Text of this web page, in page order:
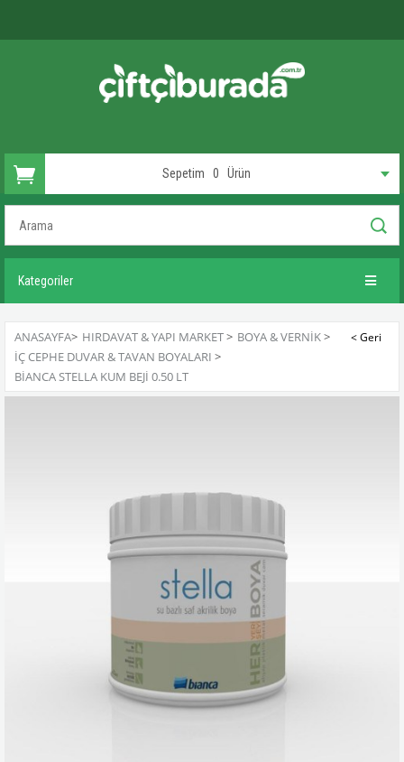
Sepetim 0 Ürün
Kategoriler
ANASAYFA> HIRDAVAT & YAPI MARKET> BOYA & VERNIK>
İÇ CEPHE DUVAR & TAVAN BOYALARI >
BIANCA STELLA KUM BEJI 0.50 LT